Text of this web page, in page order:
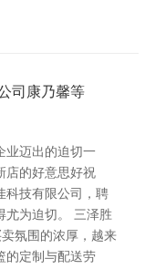
司康乃馨等
业迈出的迫切一
店的好意思好祝
科技有限公司，聘
尤为迫切。 三泽胜
氛围的浓厚，越来
的定制与配送劳